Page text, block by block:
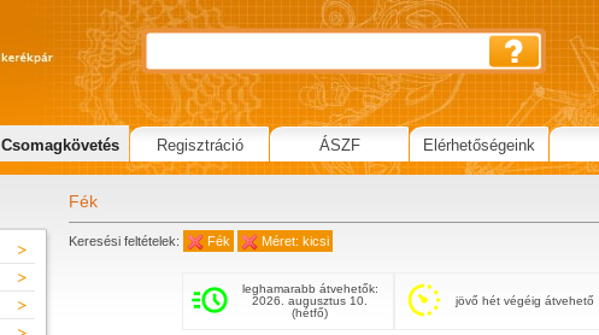
Fék
Keresési feltételek: Fék Méret: kicsi
leghamarabb átvehetők:
2026. augusztus 10.
(hétfő)
jövő hét végéig átvehető
Csomagkövetés Regisztráció ÁSZF Elérhetőségeink